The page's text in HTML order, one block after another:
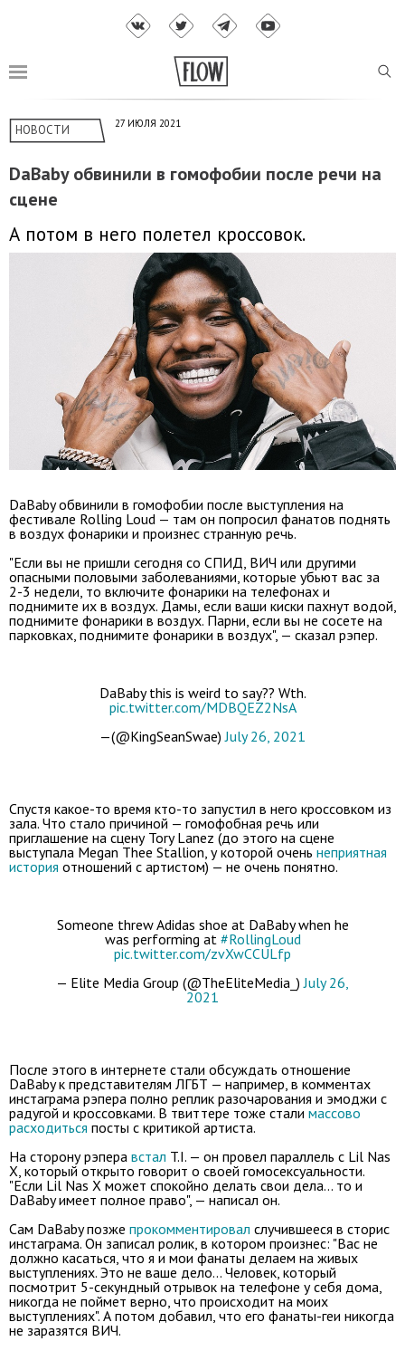
НОВОСТИ 27 ИЮЛЯ 2021
DaBaby обвинили в гомофобии после речи на
сцене
А потом в него полетел кроссовок.
DaBaby обвинили в гомофобии после выступления на
фестивале Rolling Loud — там он попросил фанатов поднять
в воздух фонарики и произнес странную речь.
"Если вы не пришли сегодня со СПИД, ВИЧ или другими
опасными половыми заболеваниями, которые убьют вас за
2-3 недели, то включите фонарики на телефонах и
поднимите их в воздух. Дамы, если ваши киски пахнут водой,
поднимите фонарики в воздух. Парни, если вы не сосете на
парковках, поднимите фонарики в воздух", — сказал рэпер.
DaBaby this is weird to say?? Wth.
pic.twitter.com/MDBQEZ2NsA
—(@KingSeanSwae)July 26, 2021
Спустя какое-то время кто-то запустил в него кроссовком из
зала. Что стало причиной — гомофобная речь или
приглашение на сцену Tory Lanez (до этого на сцене
выступала Megan Thee Stallion, у которой очень неприятная
история отношений с артистом) — не очень понятно.
Someone threw Adidas shoe at DaBaby when he
was performing at #RollingLoud
pic.twitter.com/zvXwCCULfp
— Elite Media Group (@TheEliteMedia_)July 26,
2021
После этого в интернете стали обсуждать отношение
DaBaby к представителям ЛГБТ — например, в комментах
инстаграма рэпера полно реплик разочарования и эмоджи с
радугой и кроссовками. В твиттере тоже стали массово
расходиться посты с критикой артиста.
На сторону рэпера встал T.I. — он провел параллель с Lil Nas
X, который открыто говорит о своей гомосексуальности.
"Если Lil Nas X может спокойно делать свои дела... то и
DaBaby имеет полное право", — написал он.
Сам DaBaby позже прокомментировал случившееся в сторис
инстаграма. Он записал ролик, в котором произнес: "Вас не
должно касаться, что я и мои фанаты делаем на живых
выступлениях. Это не ваше дело... Человек, который
посмотрит 5-секундный отрывок на телефоне у себя дома,
никогда не поймет верно, что происходит на моих
выступлениях". А потом добавил, что его фанаты-геи никогда
не заразятся ВИЧ.